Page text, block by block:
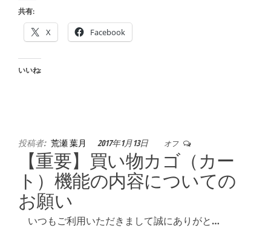
共有:
X Facebook
いいね:
投稿者: 荒瀬 葉月 2017年1月13日 オフ
【重要】買い物カゴ（カー
ト）機能の内容についての
お願い
いつもご利用いただきまして誠にありがと…